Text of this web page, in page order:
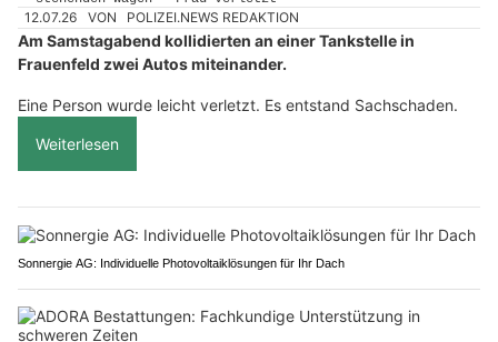
12.07.26 VON POLIZEI.NEWS REDAKTION
Am Samstagabend kollidierten an einer Tankstelle in
Frauenfeld zwei Autos miteinander.
Eine Person wurde leicht verletzt. Es entstand Sachschaden.
Weiterlesen
Sonnergie AG: Individuelle Photovoltaiklösungen für Ihr Dach